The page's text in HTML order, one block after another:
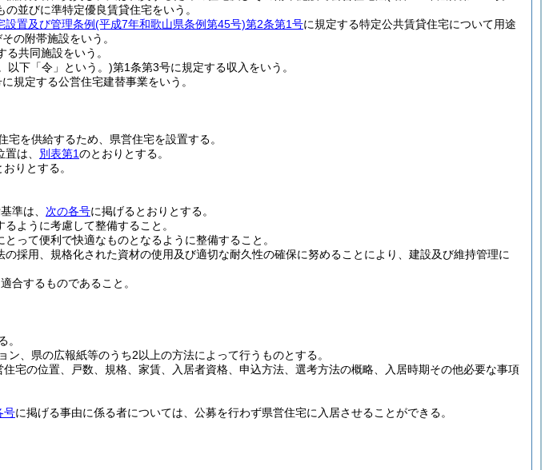
並びに準特定優良賃貸住宅をいう。
設置及び管理条例(平成7年和歌山県条例第45号)第2条第1号に規定する特定公共賃貸住宅について用途
の附帯施設をいう。
共同施設をいう。
以下「令」という。)第1条第3号に規定する収入をいう。
規定する公営住宅建替事業をいう。
を供給するため、県営住宅を設置する。
は、 別表第1のとおりとする。
おりとする。
準は、 次の各号に掲げるとおりとする。
ように考慮して整備すること。
って便利で快適なものとなるように整備すること。
採用、規格化された資材の使用及び適切な耐久性の確保に努めることにより、建設及び維持管理に
合するものであること。
。
、県の広報紙等のうち2以上の方法によって行うものとする。
宅の位置、戸数、規格、家賃、入居者資格、申込方法、選考方法の概略、入居時期その他必要な事項
号に掲げる事由に係る者については、公募を行わず県営住宅に入居させることができる。